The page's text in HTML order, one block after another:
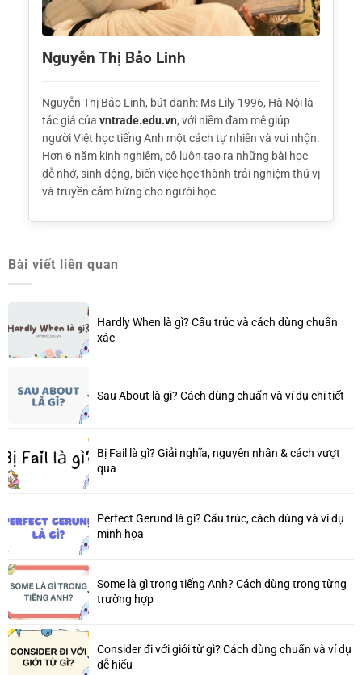
Nguyễn Thị Bảo Linh
Nguyễn Thị Bảo Linh, bút danh: Ms Lily 1996, Hà Nội là
tác giả của vntrade.edu.vn, với niềm đam mê giúp
người Việt học tiếng Anh một cách tự nhiên và vui nhộn.
Hơn 6 năm kinh nghiệm, cô luôn tạo ra những bài học
dễ nhớ, sinh động, biến việc học thành trải nghiệm thú vị
và truyền cảm hứng cho người học.
Bài viết liên quan
Hardly When là gì? Cấu trúc và cách dùng chuẩn
xác
Sau About là gì? Cách dùng chuẩn và ví dụ chi tiết
Bị Fail là gì? Giải nghĩa, nguyên nhân & cách vượt
qua
Perfect Gerund là gì? Cấu trúc, cách dùng và ví dụ
minh họa
Some là gì trong tiếng Anh? Cách dùng trong từng
trường hợp
Consider đi với giới từ gì? Cách dùng chuẩn và ví dụ
dễ hiểu